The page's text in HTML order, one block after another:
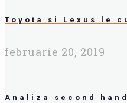
Toyota si Lexus le
februarie 20, 2019
Analiza second